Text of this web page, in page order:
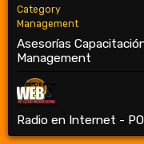
Asesorías
Management
Radio en Internet -